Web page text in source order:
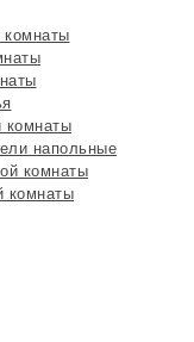
комнаты
напольные
комнаты
комнаты